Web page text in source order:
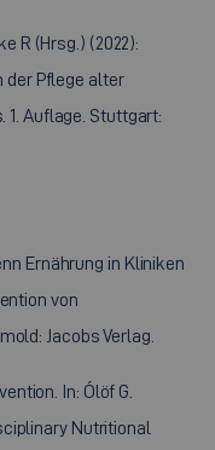
R (Hrsg.) (2022):
der Pflege alter
1. Auflage. Stuttgart:
Ernährung in Kliniken
von
Jacobs Verlag.
In: Ólöf G.
Nutritional